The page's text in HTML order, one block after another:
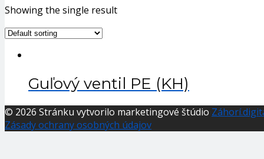
Showing the single result
Guľový ventil PE (KH)
© 2026 Stránku vytvorilo marketingové štúdio
Zásady ochrany osobných údajov